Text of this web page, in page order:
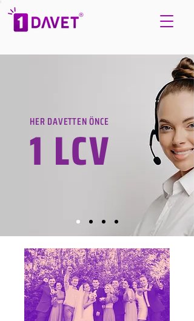
HER DAVETTEN ÖNCE
1 LCV